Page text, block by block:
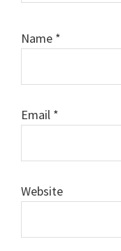
Name *
Email *
Website